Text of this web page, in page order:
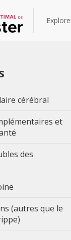
cérébral
et
des
(autres que le